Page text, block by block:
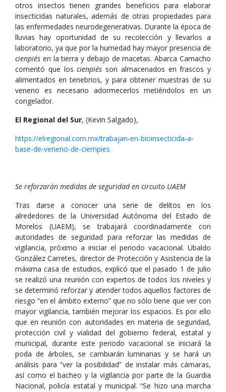
otros insectos tienen grandes beneficios para elaborar
insecticidas naturales, además de otras propiedades para
las enfermedades neurodegenerativas. Durante la época de
lluvias hay oportunidad de su recolección y llevarlos a
laboratorio, ya que por la humedad hay mayor presencia de
cienpiés en la tierra y debajo de macetas. Abarca Camacho
comentó que loscienpiés son almacenados en frascos y
alimentados en tenebrios, y para obtener muestras de su
veneno es necesario adormecerlos metiéndolos en un
congelador.
El Regional del Sur, (Kevin Salgado),
https://elregional.com.mx/trabajan-en-bioinsecticida-a-
base-de-veneno-de-ciempies
Se reforzarán medidas de seguridad en circuito UAEM
Tras darse a conocer una serie de delitos en los
alrededores de la Universidad Autónoma del Estado de
Morelos (UAEM), se trabajará coordinadamente con
autoridades de seguridad para reforzar las medidas de
vigilancia, próximo a iniciar el periodo vacacional. Ubaldo
González Carretes, director de Protección y Asistencia de la
máxima casa de estudios, explicó que el pasado 1 de julio
se realizó una reunión con expertos de todos los niveles y
se determinó reforzar y atender todos aquellos factores de
riesgo “en el ámbito externo” que no sólo tiene que ver con
mayor vigilancia, también mejorar los espacios. Es por ello
que en reunión con autoridades en materia de seguridad,
protección civil y vialidad del gobierno federal, estatal y
municipal, durante este periodo vacacional se iniciará la
poda de árboles, se cambiarán luminarias y se hará un
análisis para “ver la posibilidad” de instalar más cámaras,
así como el bacheo y la vigilancia por parte de la Guardia
Nacional, policía estatal y municipal. “Se hizo una marcha